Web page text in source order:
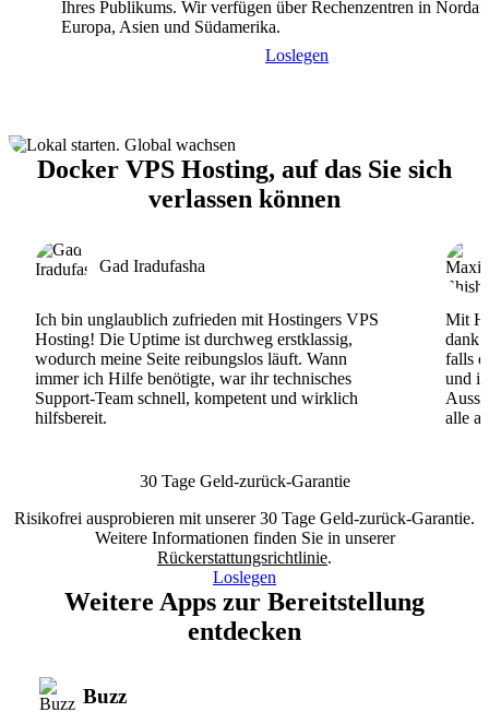
Ihres Publikums. Wir verfügen über Rechenzentren in
Europa, Asien und Südamerika.
Loslegen
Docker VPS Hosting, auf das Sie sich
verlassen können
Gad Iradufasha
Ich bin unglaublich zufrieden mit Hostingers VPS
Hosting! Die Uptime ist durchweg erstklassig,
wodurch meine Seite reibungslos läuft. Wann
immer ich Hilfe benötigte, war ihr technisches
Support-Team schnell, kompetent und wirklich
hilfsbereit.
Mit
dank
falls
und
alle
30 Tage Geld-zurück-Garantie
Risikofrei ausprobieren mit unserer 30 Tage Geld-zurück-Garantie.
Weitere Informationen finden Sie in unserer
Rückerstattungsrichtlinie.
Loslegen
Weitere Apps zur Bereitstellung
entdecken
Buzz